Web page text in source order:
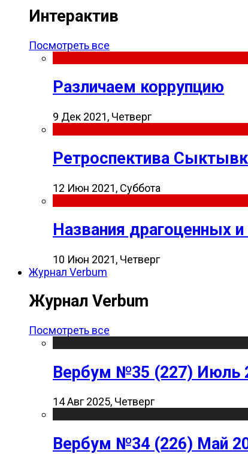
Интерактив
Посмотреть все
Различаем коррупцию
9 Дек 2021, Четверг
Ретроспектива
12 Июн 2021, Суббота
Названия драгоценных
10 Июн 2021, Четверг
Журнал Verbum
Журнал Verbum
Посмотреть все
Вербум №35 (227) Июль
14 Авг 2025, Четверг
Вербум №34 (226) Май